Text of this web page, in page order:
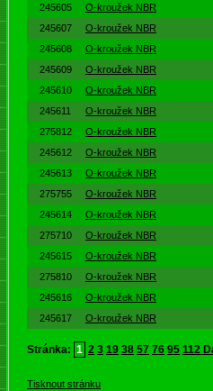
Těsní vširokém rozsahu
Snadná údržba-
Malý nárok na prostor
Nízká hmotnost
Možnost opakovaného
Při správném použití lze
SelháníO-kroužku
výměny
Konstantní stlačeníO-
znehodnocení na rozdíl od
Ekonomicky
245605
O-kroužek NBR
245607
O-kroužek NBR
245608
O-kroužek NBR
245609
O-kroužek NBR
245610
O-kroužek NBR
245611
O-kroužek NBR
275812
O-kroužek NBR
245612
O-kroužek NBR
245613
O-kroužek NBR
275755
O-kroužek NBR
245614
O-kroužek NBR
275710
O-kroužek NBR
245615
O-kroužek NBR
275810
O-kroužek NBR
245616
O-kroužek NBR
245617
O-kroužek NBR
Stránka: 1 2 3 19 38 57 76 95 112
Tisknout stránku